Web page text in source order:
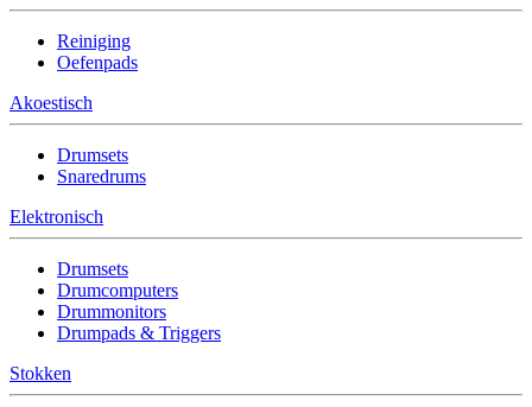
Reiniging
Oefenpads
Akoestisch
Drumsets
Snaredrums
Elektronisch
Drumsets
Drumcomputers
Drummonitors
Drumpads & Triggers
Stokken